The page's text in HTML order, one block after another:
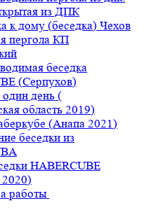
из ДПК
к дому (беседка) Чехов
пергола КП
беседка
(Серпухов)
один день (
область 2019)
(Анапа 2021)
беседки из
HABERCUBE
работы